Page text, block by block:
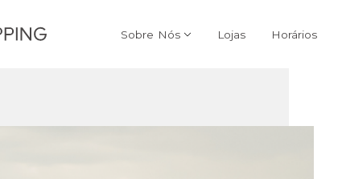
Sobre Nós Lojas Horários